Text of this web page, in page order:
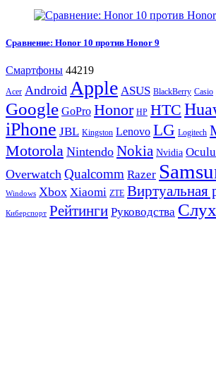
Сравнение: Honor 10 против Honor 9
Смартфоны 44219
Acer Android Apple ASUS BlackBerry Casio
Google GoPro Honor HP HTC
iPhone JBL Kingston Lenovo LG Logitech
Motorola Nintendo Nokia Nvidia
Overwatch Qualcomm Razer
Windows Xbox Xiaomi ZTE Виртуальная
Киберспорт Рейтинги Руководства